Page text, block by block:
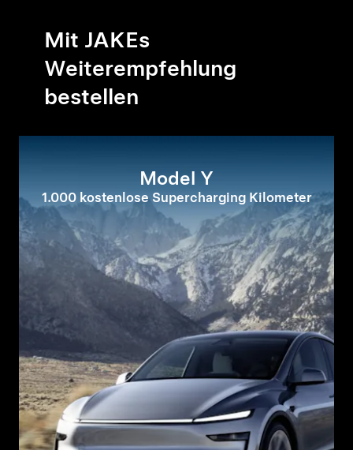
Mit JAKEs
Weiterempfehlung
bestellen
Model Y
1.000 kostenlose Supercharging Kilometer